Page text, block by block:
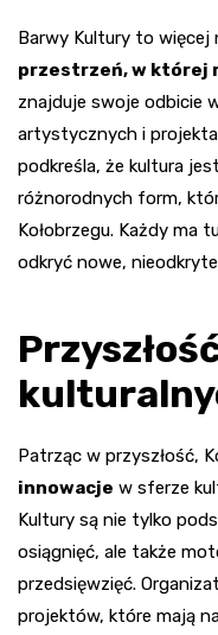
Barwy Kultury to więcej
przestrzeń, w której
znajduje swoje odbicie
artystycznych i
podkreśla, że kultura
różnorodnych form,
Kołobrzegu. Każdy ma
odkryć nowe,
Patrząc w przyszłość,
innowacje w sferze
Kultury są nie tylko
osiągnięć, ale także
przedsięwzięć.
projektów, które mają